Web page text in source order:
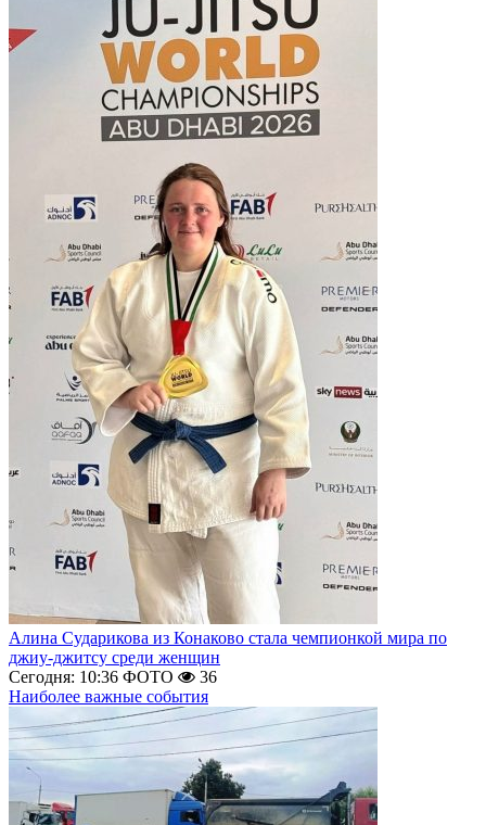
Алина Сударикова из Конаково стала чемпионкой мира по
джиу-джитсу среди женщин
Сегодня: 10:36 ФОТО
36
Наиболее важные события